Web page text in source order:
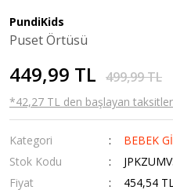
PundiKids
Puset Örtüsü
449,99 TL 499,99 TL
*42,27 TL den başlayan
Kategori BEBEK
Stok Kodu
Fiyat
454,54